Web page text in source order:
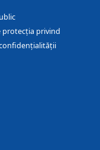
protecția privind